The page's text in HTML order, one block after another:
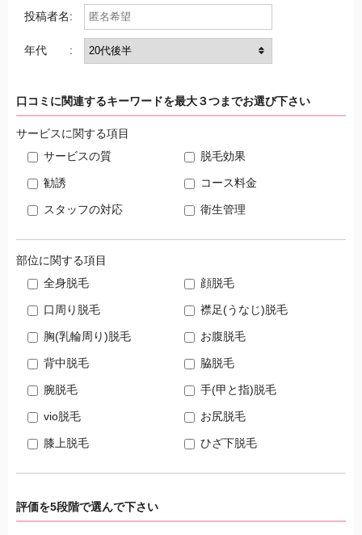
投稿者名:
年代 :
口コミに関連するキーワードを最大３つまでお選び下さい
サービスに関する項目
サービスの質
脱毛効果
勧誘 コース料金
スタッフの対応 衛生管理
部位に関する項目
全身脱毛
顔脱毛
口周り脱毛 襟足(うなじ)脱毛
胸(乳輪周り)脱毛 お腹脱毛
背中脱毛 脇脱毛
腕脱毛 手(甲と指)脱毛
vio脱毛 お尻脱毛
膝上脱毛 ひざ下脱毛
評価を5段階で選んで下さい